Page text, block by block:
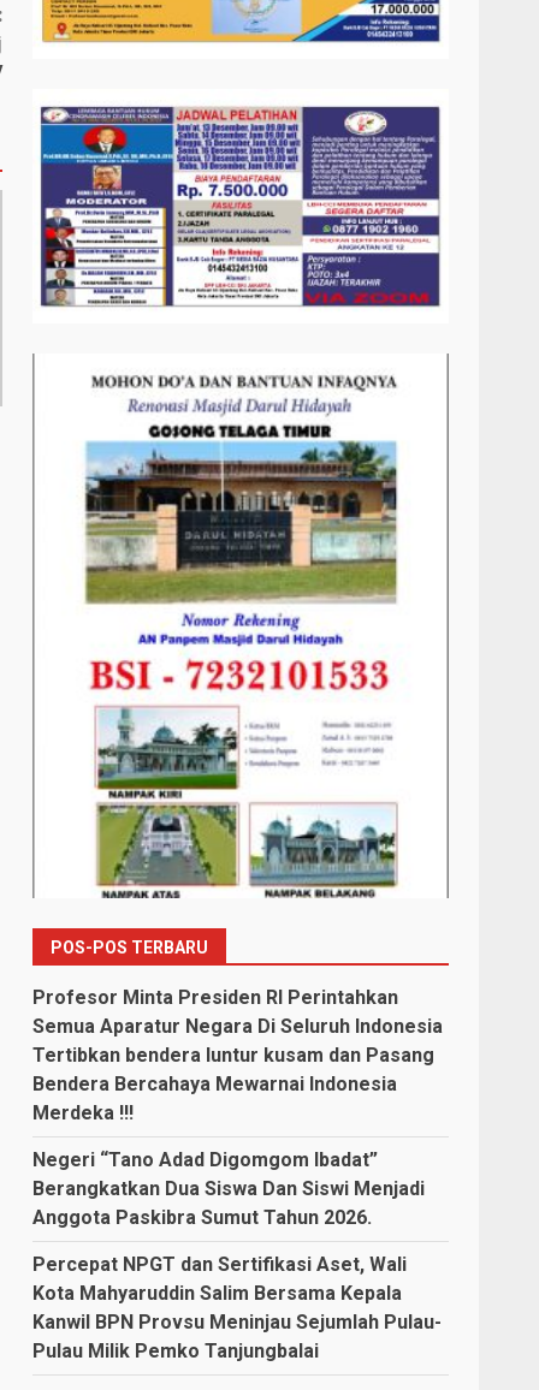
POS-POS TERBARU
Profesor Minta Presiden RI Perintahkan
Semua Aparatur Negara Di Seluruh Indonesia
Tertibkan bendera luntur kusam dan Pasang
Bendera Bercahaya Mewarnai Indonesia
Merdeka !!!
Negeri “Tano Adad Digomgom Ibadat”
Berangkatkan Dua Siswa Dan Siswi Menjadi
Anggota Paskibra Sumut Tahun 2026.
Percepat NPGT dan Sertifikasi Aset, Wali
Kota Mahyaruddin Salim Bersama Kepala
Kanwil BPN Provsu Meninjau Sejumlah Pulau-
Pulau Milik Pemko Tanjungbalai